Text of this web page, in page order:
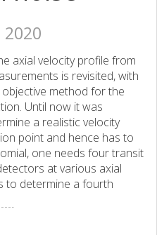
axial velocity profile from
is revisited, with
method for the
Until now it was
a realistic velocity
point and hence has to
one needs four transit
at various axial
to determine a fourth
any of the LPRMs were